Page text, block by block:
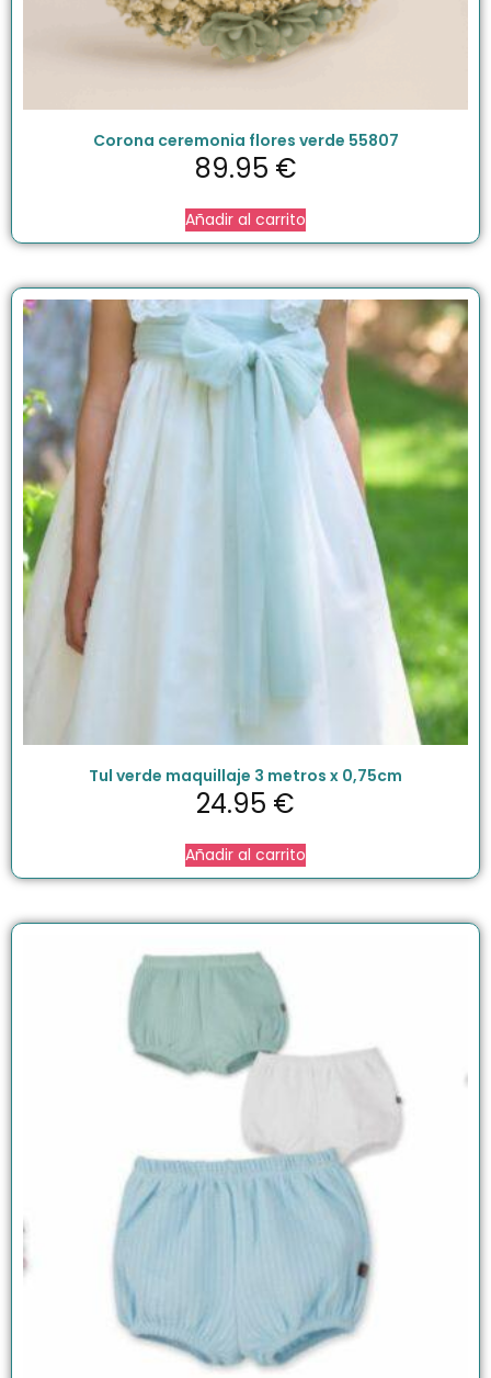
Corona ceremonia flores verde 55807
89.95 €
Añadir al carrito
Tul verde maquillaje 3 metros x 0,75cm
24.95 €
Añadir al carrito